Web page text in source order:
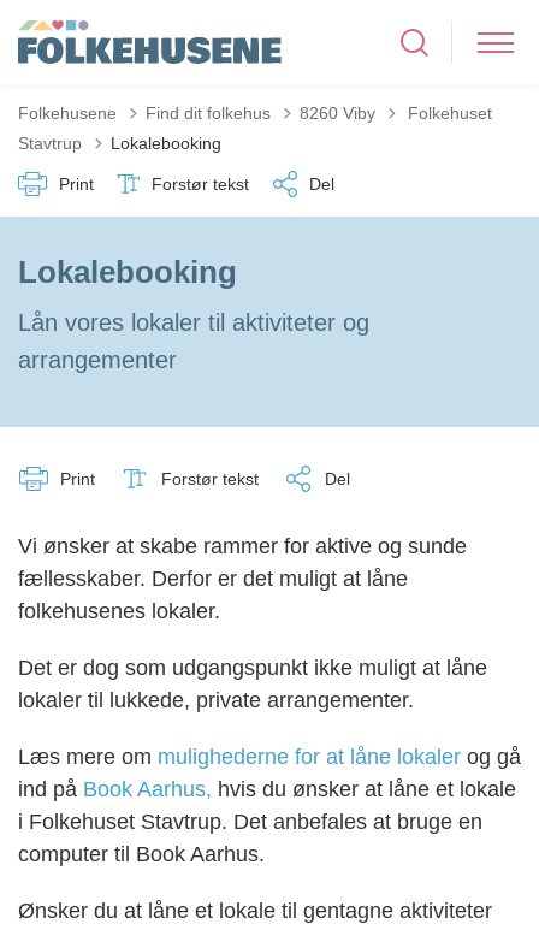
Folkehusene Find dit folkehus 8260 Viby Tilbage til
Folkehuset
Stavtrup
Lokalebooking
Print Forstør tekst Del
Lokalebooking
Lån vores lokaler til aktiviteter og
arrangementer
Print Forstør tekst Del
Vi ønsker at skabe rammer for aktive og sunde
fællesskaber. Derfor er det muligt at låne
folkehusenes lokaler.
Det er dog som udgangspunkt ikke muligt at låne
lokaler til lukkede, private arrangementer.
Læs mere om mulighederne for at låne lokaler og gå
ind på Book Aarhus, hvis du ønsker at låne et lokale
i Folkehuset Stavtrup. Det anbefales at bruge en
computer til Book Aarhus.
Ønsker du at låne et lokale til gentagne aktiviteter